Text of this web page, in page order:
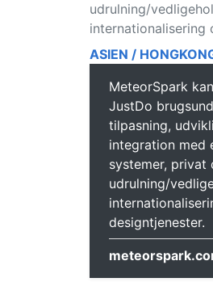
udrulning/
internationalisering
ASIEN /
MeteorSpark
JustDo
tilpasning,
integration med
systemer, privat
udrulning/
designtjenester.